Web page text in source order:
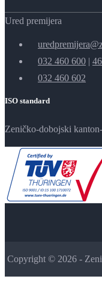
Ured premijera
032 460 600 |
032 460 602
ISO standard
Zeničko-dobojski
Copyright © 2026 -